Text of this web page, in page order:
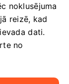
noklusējuma
reizē, kad
dati.
no